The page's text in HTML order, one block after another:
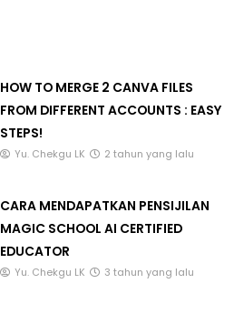
HOW TO MERGE 2 CANVA FILES
FROM DIFFERENT ACCOUNTS : EASY
STEPS!
Yu. Chekgu LK 2 tahun yang lalu
CARA MENDAPATKAN PENSIJILAN
MAGIC SCHOOL AI CERTIFIED
EDUCATOR
Yu. Chekgu LK 3 tahun yang lalu